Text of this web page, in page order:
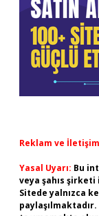
Reklam ve
Yasal Uyarı: Bu
veya şahıs
Sitede yalnızca